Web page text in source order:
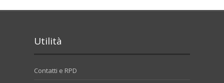
Utilità
Contatti e RPD